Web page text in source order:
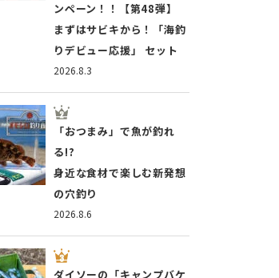
2026.8.3
ンペーン！！【第48弾】
まずはサビキから！「海釣
りデビュー応援」 セット
2026.8.6
「おつまみ」で魚が釣れ
る!?
身近な食材で楽しむ新発想
の穴釣り
ダイソーの「キャンプバケ